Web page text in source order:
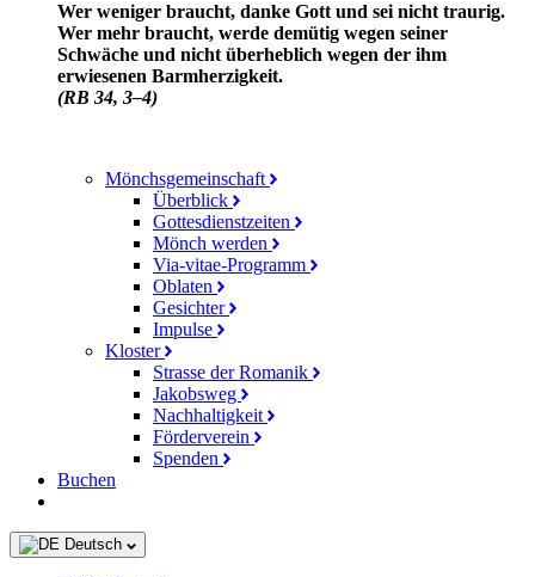
Wer weniger braucht, danke Gott und sei nicht traurig.
Wer mehr braucht, werde demütig wegen seiner
Schwäche und nicht über­heblich wegen der ihm
erwiesenen Barm­herzig­keit.
(RB 34, 3–4)
Mönchsgemeinschaft
Überblick
Gottesdienstzeiten
Mönch werden
Via-vitae-Programm
Oblaten
Gesichter
Impulse
Kloster
Strasse der Romanik
Jakobsweg
Nachhaltigkeit
Förderverein
Spenden
Buchen
Deutsch